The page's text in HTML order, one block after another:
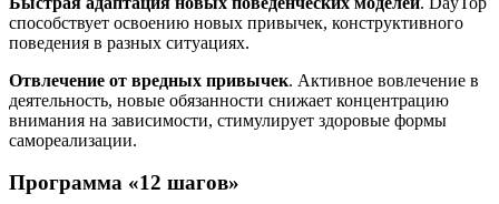
способствует освоению новых привычек, конструктивного
поведения в разных ситуациях.
Отвлечение от вредных привычек. Активное вовлечение в
деятельность, новые обязанности снижает концентрацию
внимания на зависимости, стимулирует здоровые формы
самореализации.
Программа «12 шагов»